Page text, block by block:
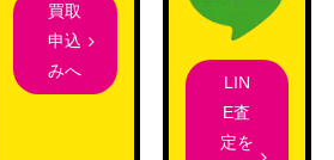
買取
申込
みへ
LIN
E査
定を